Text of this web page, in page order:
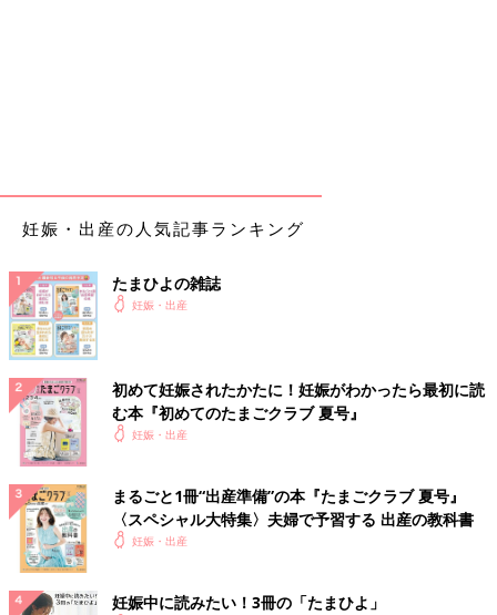
妊娠・出産の人気記事ランキング
たまひよの雑誌
妊娠・出産
初めて妊娠されたかたに！妊娠がわかったら最初に読
む本『初めてのたまごクラブ 夏号』
妊娠・出産
まるごと1冊“出産準備”の本『たまごクラブ 夏号』
〈スペシャル大特集〉夫婦で予習する 出産の教科書
妊娠・出産
妊娠中に読みたい！3冊の「たまひよ」